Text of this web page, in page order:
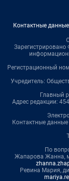
Контактные
Зарегистрировано
Регистрационный
Учредитель:
Главный
Адрес редакции:
Контактные
По
Жапарова Жанна,
Ревина Мария,